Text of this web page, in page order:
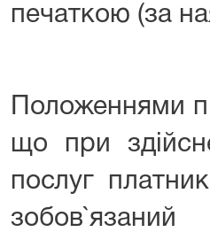
печаткою (за
Положеннями
що при
послуг